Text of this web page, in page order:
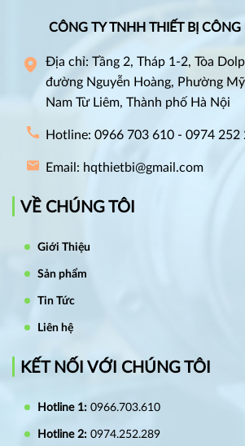
CÔNG TY TNHH THIẾT BỊ
Địa chỉ: Tầng 2, Tháp 1-2, Tòa
đường Nguyễn Hoàng, Phường
Nam Từ Liêm, Thành phố Hà Nội
Hotline: 0966 703 610 - 0974 252
Email: hqthietbi@gmail.com
VỀ CHÚNG TÔI
Giới Thiệu
Sản phẩm
Tin Tức
Liên hệ
KẾT NỐI VỚI CHÚNG TÔI
Hotline 1: 0966.703.610
Hotline 2: 0974.252.289